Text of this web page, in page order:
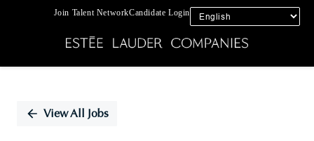
Join Talent NetworkCandidate Login
PositionView All Jobs